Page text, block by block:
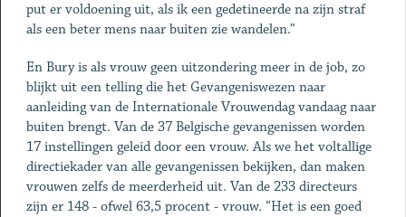
put er voldoening uit, als ik een gedetineerde na zijn straf
als een beter mens naar buiten zie wandelen.”
En Bury is als vrouw geen uitzondering meer in de job, zo
blijkt uit een telling die het Gevangeniswezen naar
aanleiding van de Internationale Vrouwendag vandaag naar
buiten brengt. Van de 37 Belgische gevangenissen worden
17 instellingen geleid door een vrouw. Als we het voltallige
directiekader van alle gevangenissen bekijken, dan maken
vrouwen zelfs de meerderheid uit. Van de 233 directeurs
zijn er 148 - ofwel 63,5 procent - vrouw. “Het is een goed